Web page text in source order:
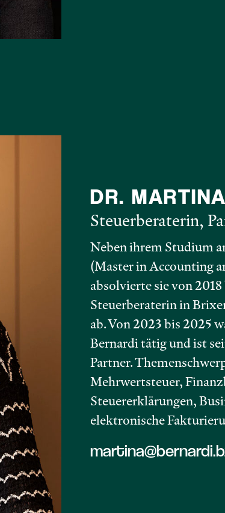
DR.
Steuerberaterin,
Neben ihrem Studium
(Master in Accounting
absolvierte sie von
Steuerberaterin in
ab. Von 2023 bis 2025
Bernardi tätig und ist
Partner.
Mehrwertsteuer,
Steuererklärungen,
elektronische